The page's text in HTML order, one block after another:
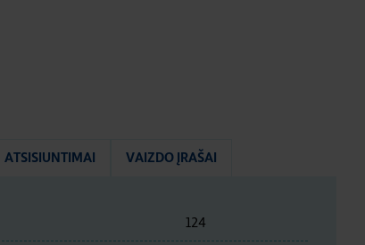
ATSISIUNTIMAI VAIZDO ĮRAŠAI
124